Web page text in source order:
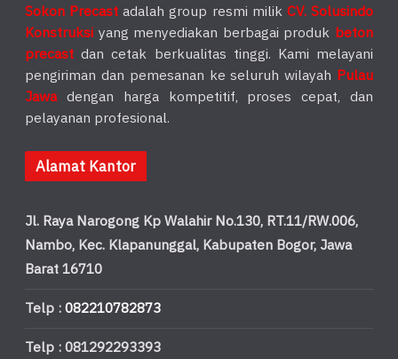
Sokon Precast adalah group resmi milik CV. Solusindo
Konstruksi yang menyediakan berbagai produk beton
precast dan cetak berkualitas tinggi. Kami melayani
pengiriman dan pemesanan ke seluruh wilayah Pulau
Jawadengan harga kompetitif, proses cepat, dan
pelayanan profesional.
Alamat Kantor
Jl. Raya Narogong Kp Walahir No.130, RT.11/RW.006,
Nambo, Kec. Klapanunggal, Kabupaten Bogor, Jawa
Barat 16710
Telp :082210782873
Telp : 081292293393